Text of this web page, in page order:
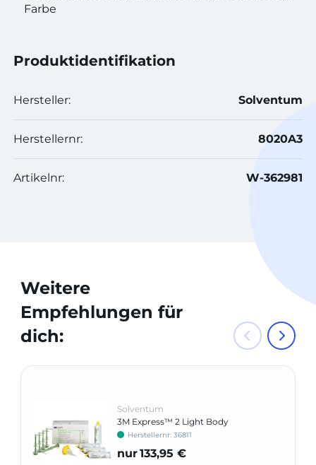
Farbe
Produktidentifikation
Hersteller: Solventum
Herstellernr: 8020A3
Artikelnr: W-362981
Weitere
Empfehlungen für
dich:
Solventum
3M Express™ 2 Light Body
Herstellernr: 36811
nur133,95 €